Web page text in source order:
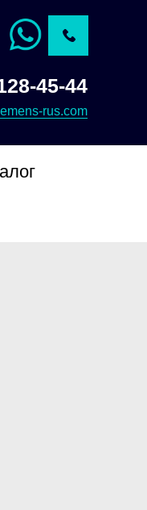
45-44
rus.com